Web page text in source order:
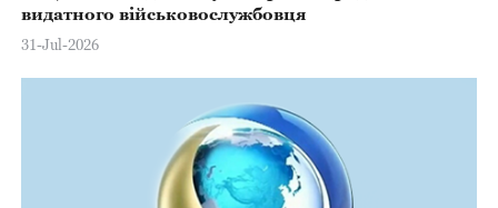
видатного військовослужбовця
31-Jul-2026